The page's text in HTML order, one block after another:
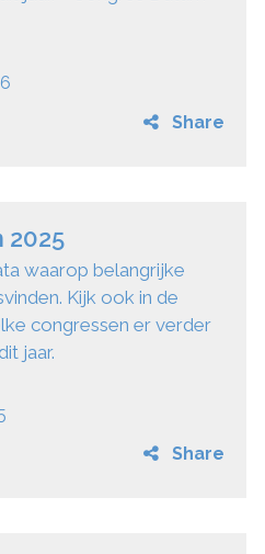
Share
2025
waarop belangrijke
Kijk ook in de
congressen er verder
jaar.
Share